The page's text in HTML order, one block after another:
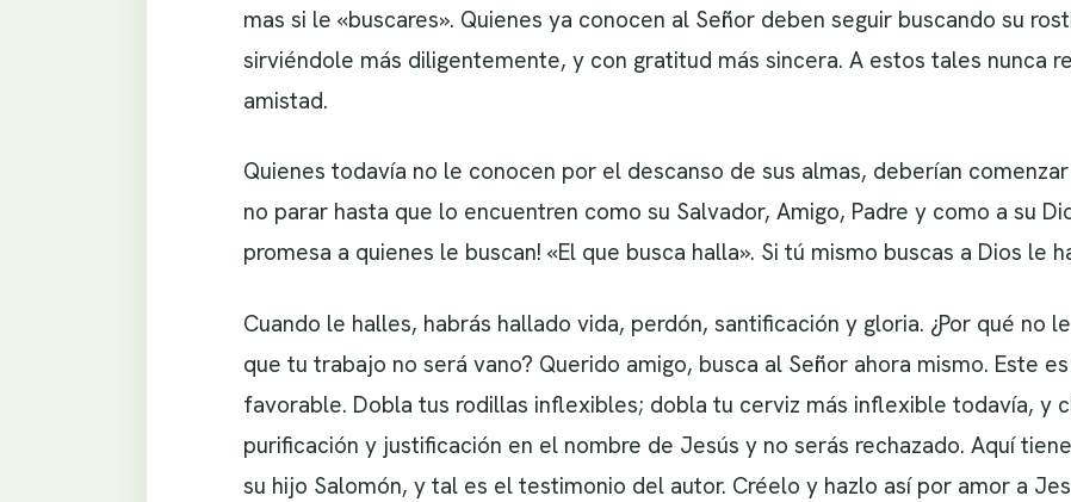
mas si le «buscares». Quienes ya conocen al Señor deben seguir buscando su
sirviéndole más diligentemente, y con gratitud más sincera. A estos tales nunca
amistad.
Quienes todavía no le conocen por el descanso de sus almas, deberían
no parar hasta que lo encuentren como su Salvador, Amigo, Padre y como a su
promesa a quienes le buscan! «El que busca halla». Si tú mismo buscas a Dios le
Cuando le halles, habrás hallado vida, perdón, santificación y gloria. ¿Por qué no
que tu trabajo no será vano? Querido amigo, busca al Señor ahora mismo. Este
favorable. Dobla tus rodillas inflexibles; dobla tu cerviz más inflexible todavía, y
purificación y justificación en el nombre de Jesús y no serás rechazado. Aquí
su hijo Salomón, y tal es el testimonio del autor. Créelo y hazlo así por amor a